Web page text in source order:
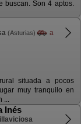
buscan. Son 4 aptos.
(Asturias)
a
situada a pocos
muy tranquilo en
...
Inés